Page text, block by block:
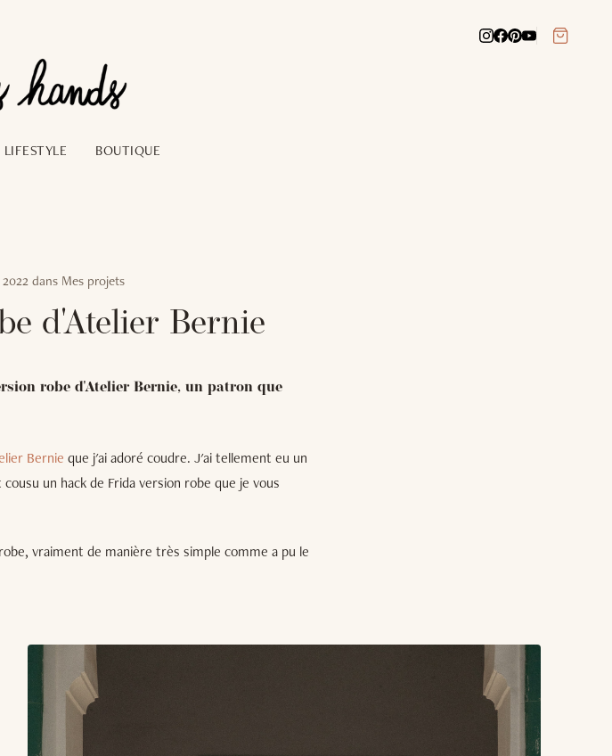
LIFESTYLE BOUTIQUE
dans Mes projets
d'Atelier Bernie
robe d'Atelier Bernie, un patron que
Bernie que j'ai adoré coudre. J'ai tellement eu un
un hack de Frida version robe que je vous
vraiment de manière très simple comme a pu le